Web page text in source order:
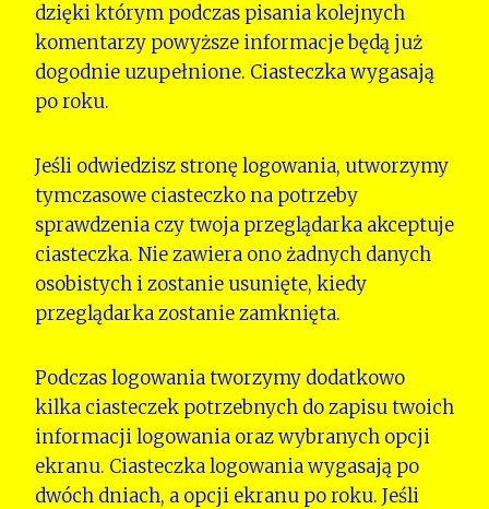
dzięki którym podczas pisania kolejnych
komentarzy powyższe informacje będą już
dogodnie uzupełnione. Ciasteczka wygasają
po roku.
Jeśli odwiedzisz stronę logowania, utworzymy
tymczasowe ciasteczko na potrzeby
sprawdzenia czy twoja przeglądarka akceptuje
ciasteczka. Nie zawiera ono żadnych danych
osobistych i zostanie usunięte, kiedy
przeglądarka zostanie zamknięta.
Podczas logowania tworzymy dodatkowo
kilka ciasteczek potrzebnych do zapisu twoich
informacji logowania oraz wybranych opcji
ekranu. Ciasteczka logowania wygasają po
dwóch dniach, a opcji ekranu po roku. Jeśli